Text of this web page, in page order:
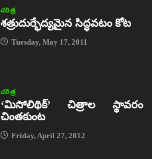
చరిత్ర
శత్రుదుర్భేద్యమైన సిద్ధవటం కోట
Tuesday, May 17, 2011
చరిత్ర
‘మిసోలిథిక్‌’ చిత్రాల స్థావరం
చింతకుంట
Friday, April 27, 2012